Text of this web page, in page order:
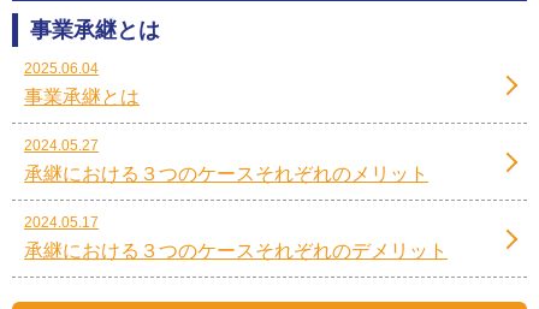
事業承継とは
2025.06.04
事業承継とは
2024.05.27
承継における３つのケースそれぞれのメリット
2024.05.17
承継における３つのケースそれぞれのデメリット